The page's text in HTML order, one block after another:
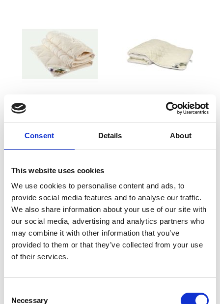
Consent Details About
This website uses cookies
We use cookies to personalise content and ads, to
provide social media features and to analyse our traffic.
We also share information about your use of our site with
our social media, advertising and analytics partners who
may combine it with other information that you’ve
provided to them or that they’ve collected from your use
of their services.
Selection
Necessary
Superior ullbäddmadrass
din säng Förvandla din säng till en
Topper bäddmadrass i ull
Comfort Extra Lyx. Lyxig topper
Andra produkter från samma varumärke